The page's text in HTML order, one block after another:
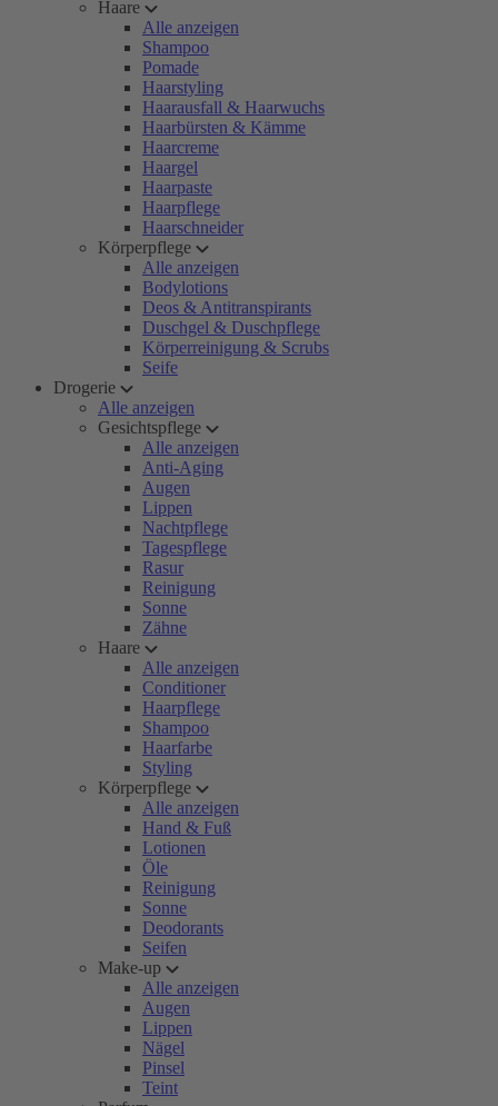
Haare
Alle anzeigen
Shampoo
Pomade
Haarstyling
Haarausfall & Haarwuchs
Haarbürsten & Kämme
Haarcreme
Haargel
Haarpaste
Haarpflege
Haarschneider
Körperpflege
Alle anzeigen
Bodylotions
Deos & Antitranspirants
Duschgel & Duschpflege
Körperreinigung & Scrubs
Seife
Drogerie
Alle anzeigen
Gesichtspflege
Alle anzeigen
Anti-Aging
Augen
Lippen
Nachtpflege
Tagespflege
Rasur
Reinigung
Sonne
Zähne
Haare
Alle anzeigen
Conditioner
Haarpflege
Shampoo
Haarfarbe
Styling
Körperpflege
Alle anzeigen
Hand & Fuß
Lotionen
Öle
Reinigung
Sonne
Deodorants
Seifen
Make-up
Alle anzeigen
Augen
Lippen
Nägel
Pinsel
Teint